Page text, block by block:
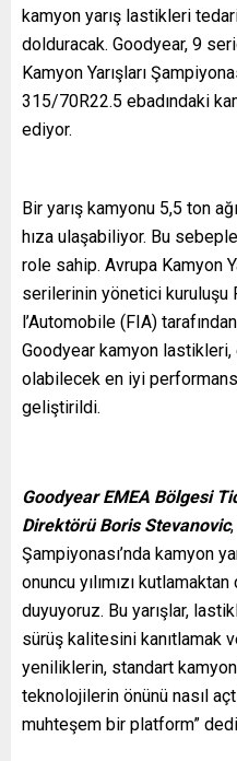
kamyon yarış lastikleri
dolduracak. Goodyear, 9
Kamyon Yarışları
315/70R22.5 ebadındaki
ediyor.
Bir yarış kamyonu 5,5 ton
hıza ulaşabiliyor. Bu
role sahip. Avrupa Kamyon
serilerinin yönetici kuruluşu
l’Automobile (FIA)
Goodyear kamyon
olabilecek en iyi
geliştirildi.
Goodyear EMEA Bölgesi
Direktörü Boris Stevanovic
Şampiyonası’nda kamyon
onuncu yılımızı
duyuyoruz. Bu yarışlar,
sürüş kalitesini kanıtlamak
yeniliklerin, standart
teknolojilerin önünü nasıl
muhteşem bir platform”